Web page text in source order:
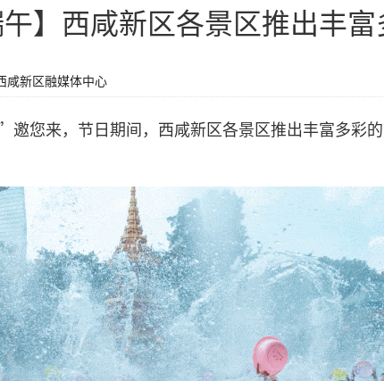
】西咸新区各景区推出丰
咸新区融媒体中心
您来，节日期间，西咸新区各景区推出丰富多彩的